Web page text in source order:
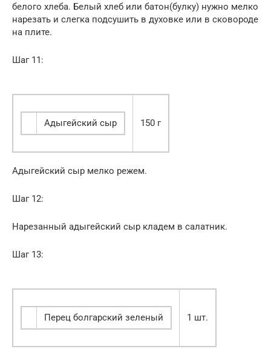
белого хлеба. Белый хлеб или батон(булку) нужно мелко
нарезать и слегка подсушить в духовке или в сковороде
на плите.
Шаг 11:
Адыгейский сыр 150 г
Адыгейский сыр мелко режем.
Шаг 12:
Нарезанный адыгейский сыр кладем в салатник.
Шаг 13:
Перец болгарский зеленый 1 шт.